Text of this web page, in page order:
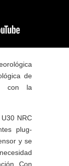
de
con la
NRC
plug-
y se
Con